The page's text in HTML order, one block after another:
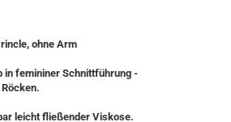
ohne Arm
in femininer Schnittführung -
leicht fließender Viskose.